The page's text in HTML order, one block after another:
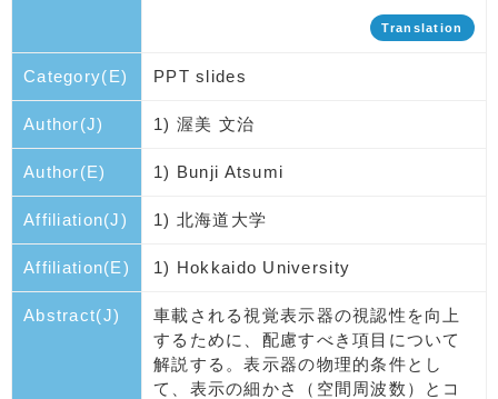
Translation
Category(E) PPT slides
Author(J) 1) 渥美 文治
Author(E) 1) Bunji Atsumi
Affiliation(J) 1) 北海道大学
Affiliation(E) 1) Hokkaido University
Abstract(J)
車載される視覚表示器の視認性を向上
するために、配慮すべき項目について
解説する。表示器の物理的条件とし
て、表示の細かさ（空間周波数）とコ